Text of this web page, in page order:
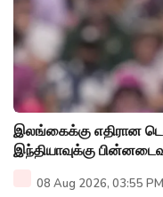
இலங்கைக்கு எதிரான
இந்தியாவுக்கு
08 Aug 2026, 03:55 PM